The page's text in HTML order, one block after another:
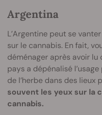
Argentina
L’Argentine peut se
sur le cannabis. En fait,
déménager après avoir lu
pays a dépénalisé
de l’herbe dans des lieux
souvent les yeux sur la
cannabis.